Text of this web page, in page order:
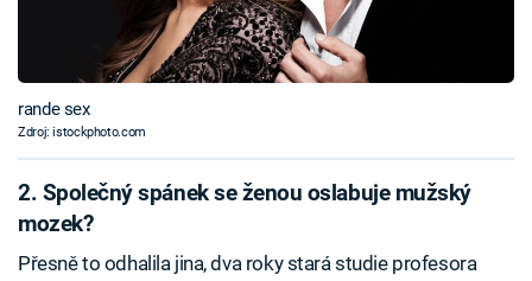
rande sex
Zdroj: istockphoto.com
2. Společný spánek se ženou oslabuje mužský
mozek?
Přesně to odhalila jina, dva roky stará studie profesora